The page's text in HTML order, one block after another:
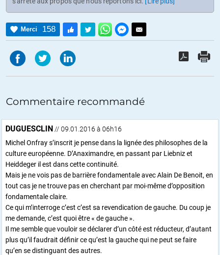
Merci 158
Commentaire recommandé
DUGUESCLIN // 09.01.2016 à 06h16
Michel Onfray s’inscrit je pense dans la lignée des philosophes de la
culture européenne. D’Anaximandre, en passant par Liebniz et
Heiddeger il est dans cette continuité.
Mais je ne vois pas de barrière fondamentale avec Alain De Benoit, en
tout cas je ne trouve pas en cherchant par moi-même d’opposition
fondamentale claire.
Ce qui m’interroge c’est c’est sa revendication de gauche. Du coup je
me demande, c’est quoi être « de gauche ».
Il me semble que vouloir se déclarer d’un côté est réducteur, d’autant
plus qu’il faudrait définir ce qu’est la gauche qui ne peut se faire
qu’en se distinguant des autres.